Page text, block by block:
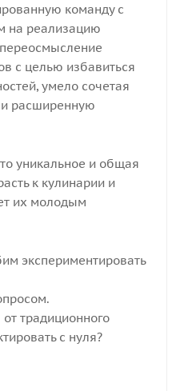
команду с
на реализацию
с целью избавиться
умело сочетая
расширенную
уникальное и общая
к кулинарии и
их молодым
экспериментировать
традиционного
с нуля?